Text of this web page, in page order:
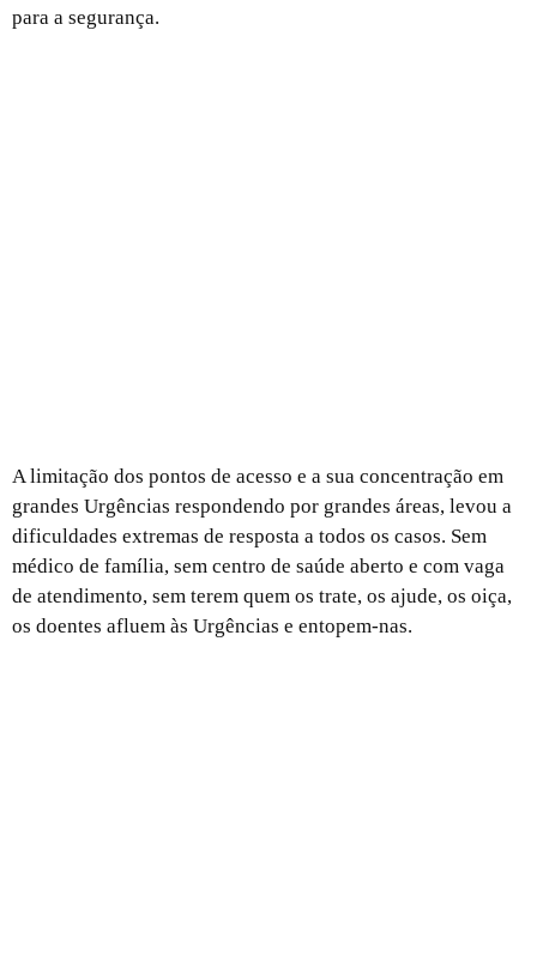
para a segurança.
A limitação dos pontos de acesso e a sua concentração em
grandes Urgências respondendo por grandes áreas, levou a
dificuldades extremas de resposta a todos os casos. Sem
médico de família, sem centro de saúde aberto e com vaga
de atendimento, sem terem quem os trate, os ajude, os oiça,
os doentes afluem às Urgências e entopem-nas.